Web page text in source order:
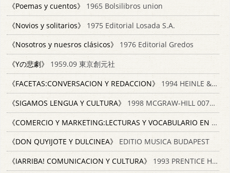
《Poemas y cuentos》
1965 Bolsilibros union
《Novios y solitarios》
1975 Editorial Losada S.A.
《Nosotros y nuesros clásicos》
1976 Editorial Gredos
《Yの悲劇》
1959.09 東京創元社
《FACETAS:CONVERSACION Y REDACCION》
1994 HEINLE & HEINLE PUBLISHERS 0838446508
《SIGAMOS LENGUA Y CULTURA》
1998 MCGRAW-HILL 0075610604
《COMERCIO Y MARKETING:LECTURAS Y VOCABULARIO EN ESPANOL》
《DON QUYIJOTE Y DULCINEA》
EDITIO MUSICA BUDAPEST
《IARRIBA! COMUNICACION Y CULTURA》
1993 PRENTICE HALL 0130443069